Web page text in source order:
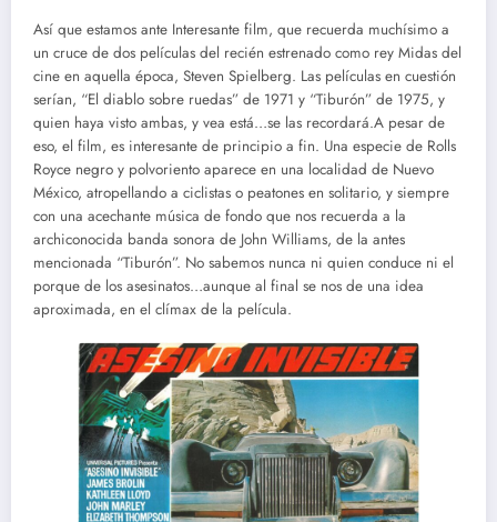
Así que estamos ante Interesante film, que recuerda muchísimo a
un cruce de dos películas del recién estrenado como rey Midas del
cine en aquella época, Steven Spielberg. Las películas en cuestión
serían, “El diablo sobre ruedas” de 1971 y “Tiburón” de 1975, y
quien haya visto ambas, y vea está…se las recordará.A pesar de
eso, el film, es interesante de principio a fin. Una especie de Rolls
Royce negro y polvoriento aparece en una localidad de Nuevo
México, atropellando a ciclistas o peatones en solitario, y siempre
con una acechante música de fondo que nos recuerda a la
archiconocida banda sonora de John Williams, de la antes
mencionada “Tiburón”. No sabemos nunca ni quien conduce ni el
porque de los asesinatos…aunque al final se nos de una idea
aproximada, en el clímax de la película.